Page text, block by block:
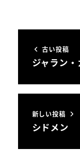
古い投稿
ジャラン
新しい投稿
シドメン